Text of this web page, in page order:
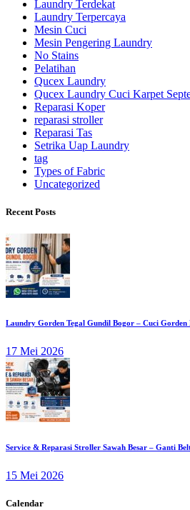
Laundry Terdekat
Laundry Terpercaya
Mesin Cuci
Mesin Pengering Laundry
No Stains
Pelatihan
Qucex Laundry
Qucex Laundry Cuci Karpet
Reparasi Koper
reparasi stroller
Reparasi Tas
Setrika Uap Laundry
tag
Types of Fabric
Uncategorized
Recent Posts
Laundry Gorden Tegal Gundil Bogor – Cuci Gorden
17 Mei 2026
Service & Reparasi Stroller Sawah Besar – Ganti
15 Mei 2026
Calendar